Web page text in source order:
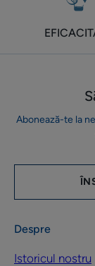
Abonează-te la
Despre
Istoricul nostru